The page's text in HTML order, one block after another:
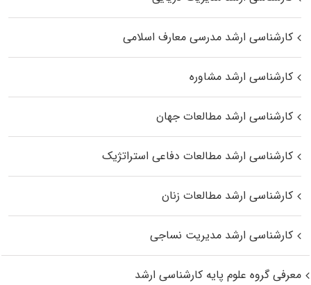
کارشناسی ارشد مدرسی معارف اسلامی
کارشناسی ارشد مشاوره
کارشناسی ارشد مطالعات جهان
کارشناسی ارشد مطالعات دفاعی استراتژیک
کارشناسی ارشد مطالعات زنان
کارشناسی ارشد مدیریت نساجی
معرفی گروه علوم پایه کارشناسی ارشد